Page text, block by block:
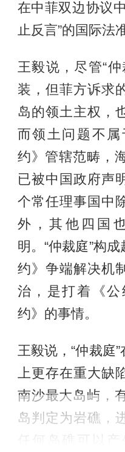
在中菲双边协议
止反言”的国际法
王毅说，尽管“
装，但菲方诉求
岛的领土主权，
而领土问题不
约》管辖范畴，
已被中国政府声
个常任理事国中
外，其他四国
明。“仲裁庭”构
约》争端解决机
治，是打着《
约》的事情。
王毅说，“仲裁庭
上更存在重大缺
南沙最大岛屿，
岛判定为岩礁，
任何岛礁可以